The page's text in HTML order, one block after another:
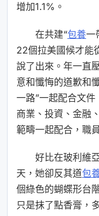
增加1.1%。
在共建“包養一
22個拉美國候才能
說了出來。年一直
意和懺悔的道歉和
一路”一起配合文件
商業、投資、金融
範疇一起配合，職
好比在玻利維
天，她卻反其道包
個綠色的蝴蝶形台
只是抹了點香膏，